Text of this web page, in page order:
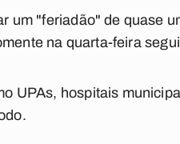
um "feriadão" de quase
na quarta-feira
UPAs, hospitais